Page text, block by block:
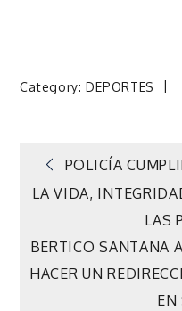
Category:DEPORTES
entradas
POLICÍA
LA VIDA,
LAS
BERTICO SANTANA
HACER UN
EN